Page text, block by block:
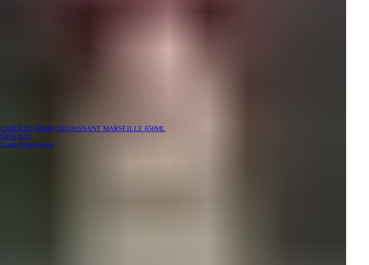
CAROLIN SPRAY DEGAISSANT MARSEILLE 650ML
NEW X12
Login to see prices